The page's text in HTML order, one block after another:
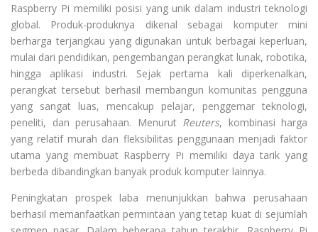
Raspberry Pi memiliki posisi yang unik dalam industri teknologi
global. Produk-produknya dikenal sebagai komputer mini
berharga terjangkau yang digunakan untuk berbagai keperluan,
mulai dari pendidikan, pengembangan perangkat lunak, robotika,
hingga aplikasi industri. Sejak pertama kali diperkenalkan,
perangkat tersebut berhasil membangun komunitas pengguna
yang sangat luas, mencakup pelajar, penggemar teknologi,
peneliti, dan perusahaan. Menurut Reuters, kombinasi harga
yang relatif murah dan fleksibilitas penggunaan menjadi faktor
utama yang membuat Raspberry Pi memiliki daya tarik yang
berbeda dibandingkan banyak produk komputer lainnya.
Peningkatan prospek laba menunjukkan bahwa perusahaan
berhasil memanfaatkan permintaan yang tetap kuat di sejumlah